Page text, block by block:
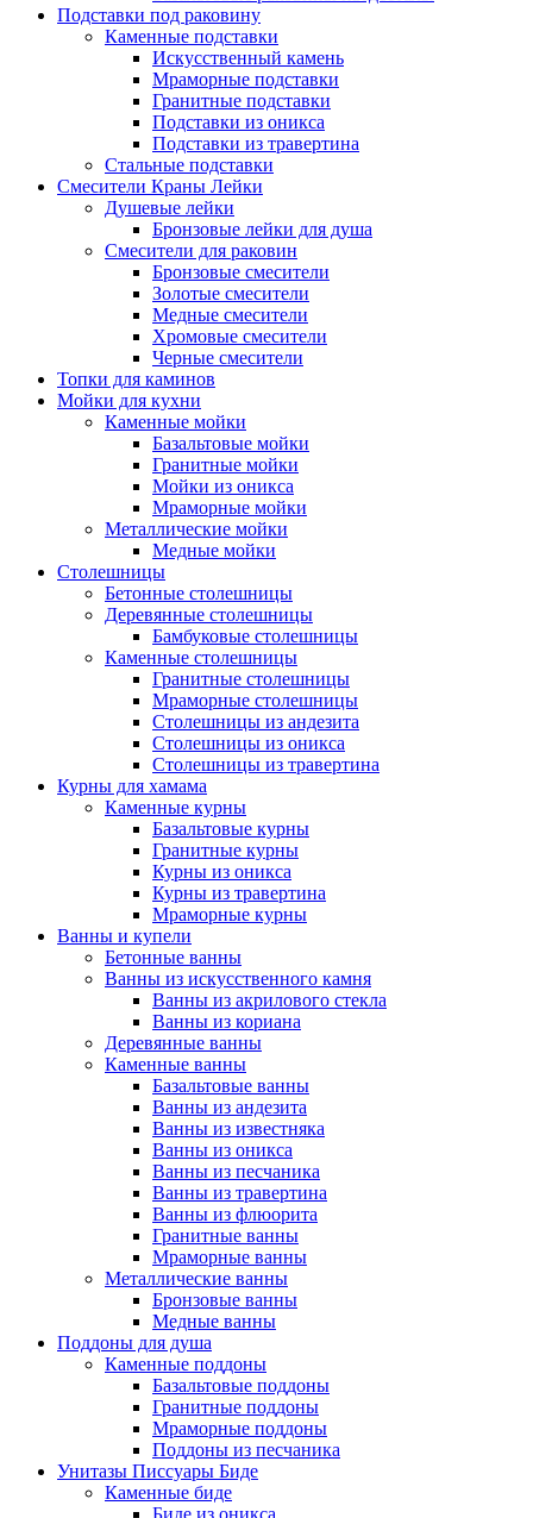
Подставки под раковину
Каменные подставки
Искусственный камень
Мраморные подставки
Гранитные подставки
Подставки из оникса
Подставки из травертина
Стальные подставки
Смесители Краны Лейки
Душевые лейки
Бронзовые лейки для душа
Смесители для раковин
Бронзовые смесители
Золотые смесители
Медные смесители
Хромовые смесители
Черные смесители
Топки для каминов
Мойки для кухни
Каменные мойки
Базальтовые мойки
Гранитные мойки
Мойки из оникса
Мраморные мойки
Металлические мойки
Медные мойки
Столешницы
Бетонные столешницы
Деревянные столешницы
Бамбуковые столешницы
Каменные столешницы
Гранитные столешницы
Мраморные столешницы
Столешницы из андезита
Столешницы из оникса
Столешницы из травертина
Курны для хамама
Каменные курны
Базальтовые курны
Гранитные курны
Курны из оникса
Курны из травертина
Мраморные курны
Ванны и купели
Бетонные ванны
Ванны из искусственного камня
Ванны из акрилового стекла
Ванны из кориана
Деревянные ванны
Каменные ванны
Базальтовые ванны
Ванны из андезита
Ванны из известняка
Ванны из оникса
Ванны из песчаника
Ванны из травертина
Ванны из флюорита
Гранитные ванны
Мраморные ванны
Металлические ванны
Бронзовые ванны
Медные ванны
Поддоны для душа
Каменные поддоны
Базальтовые поддоны
Гранитные поддоны
Мраморные поддоны
Поддоны из песчаника
Унитазы Писсуары Биде
Каменные биде
Биде из оникса